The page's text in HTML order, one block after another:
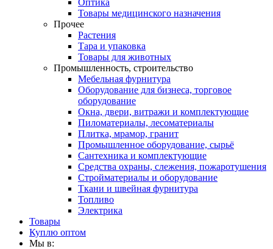
Оптика
Товары медицинского назначения
Прочее
Растения
Тара и упаковка
Товары для животных
Промышленность, строительство
Мебельная фурнитура
Оборудование для бизнеса, торговое
оборудование
Окна, двери, витражи и комплектующие
Пиломатериалы, лесоматериалы
Плитка, мрамор, гранит
Промышленное оборудование, сырьё
Сантехника и комплектующие
Средства охраны, слежения, пожаротушения
Стройматериалы и оборудование
Ткани и швейная фурнитура
Топливо
Электрика
Товары
Куплю оптом
Мы в: